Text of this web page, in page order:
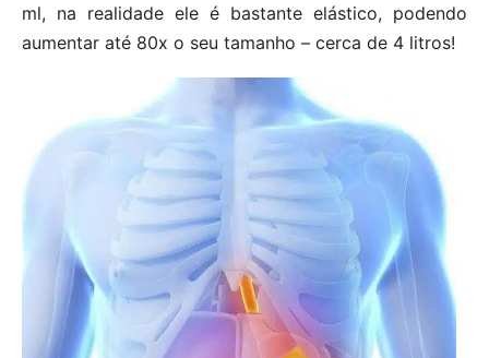
ml, na realidade ele é bastante elástico, podendo
aumentar até 80x o seu tamanho – cerca de 4 litros!